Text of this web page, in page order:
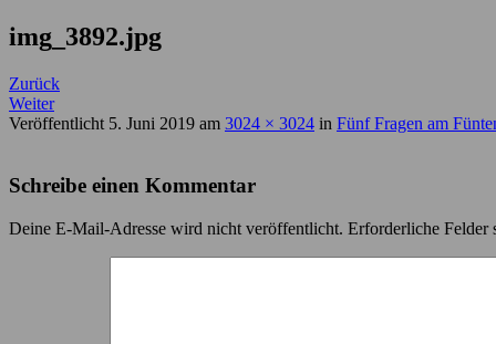
img_3892.jpg
Zurück
Weiter
Veröffentlicht 5. Juni 2019 am 3024 × 3024 in Fünf Fragen am
Schreibe einen Kommentar
Deine E-Mail-Adresse wird nicht veröffentlicht. Erforderliche Felder